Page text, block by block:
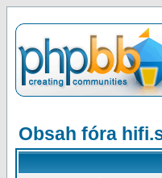
Obsah fóra